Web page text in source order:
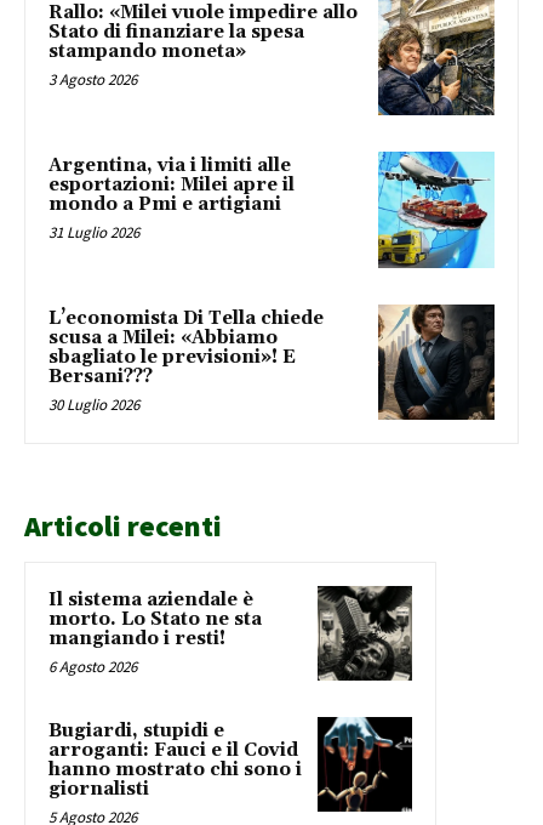
Rallo: «Milei vuole impedire allo
Stato di finanziare la spesa
stampando moneta»
3 Agosto 2026
Argentina, via i limiti alle
esportazioni: Milei apre il
mondo a Pmi e artigiani
31 Luglio 2026
L’economista Di Tella chiede
scusa a Milei: «Abbiamo
sbagliato le previsioni»! E
Bersani???
30 Luglio 2026
Articoli recenti
Il sistema aziendale è
morto. Lo Stato ne sta
mangiando i resti!
6 Agosto 2026
Bugiardi, stupidi e
arroganti: Fauci e il Covid
hanno mostrato chi sono i
giornalisti
5 Agosto 2026